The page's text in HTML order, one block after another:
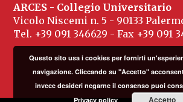
ARCES - Collegio Universitario
Vicolo Niscemi n. 5 - 90133
Tel. +39 091 346629 - Fax +39 091
Questo sito usa i cookies per fornirti
navigazione. Cliccando su "Accetto"
invece desideri negarne il consenso puoi
Privacy policy
Accetto